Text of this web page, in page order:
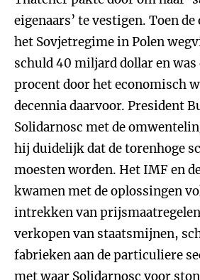
eigenaars’ te vestigen. Toen
het Sovjetregime in Polen
schuld 40 miljard dollar en
procent door het economisch
decennia daarvoor. President
Solidarnosc met de
hij duidelijk dat de torenhoge
moesten worden. Het IMF en de
kwamen met de oplossingen
intrekken van
verkopen van staatsmijnen,
fabrieken aan de particuliere
met waar Solidarnosc voor